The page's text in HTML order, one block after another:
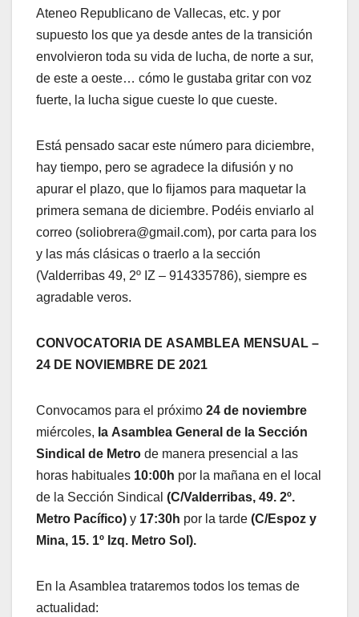
Ateneo Republicano de Vallecas, etc. y por
supuesto los que ya desde antes de la transición
envolvieron toda su vida de lucha, de norte a sur,
de este a oeste… cómo le gustaba gritar con voz
fuerte, la lucha sigue cueste lo que cueste.
Está pensado sacar este número para diciembre,
hay tiempo, pero se agradece la difusión y no
apurar el plazo, que lo fijamos para maquetar la
primera semana de diciembre. Podéis enviarlo al
correo (soliobrera@gmail.com), por carta para los
y las más clásicas o traerlo a la sección
(Valderribas 49, 2º IZ – 914335786), siempre es
agradable veros.
CONVOCATORIA DE ASAMBLEA MENSUAL –
24 DE NOVIEMBRE DE 2021
Convocamos para el próximo 24 de noviembre
miércoles, la Asamblea General de la Sección
Sindical de Metro de manera presencial a las
horas habituales 10:00h por la mañana en el local
de la Sección Sindical (C/Valderribas, 49. 2º.
Metro Pacífico) y 17:30h por la tarde (C/Espoz y
Mina, 15. 1º Izq. Metro Sol).
En la Asamblea trataremos todos los temas de
actualidad: